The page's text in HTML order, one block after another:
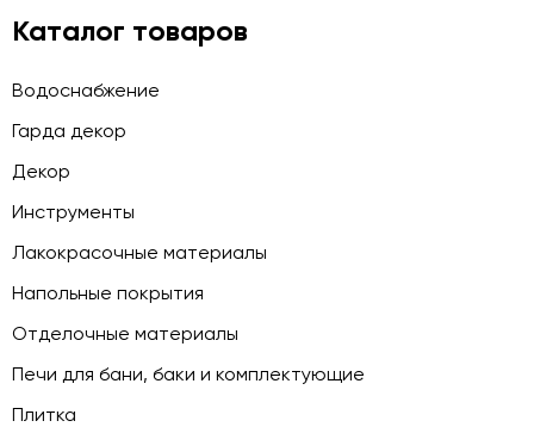
Каталог товаров
Водоснабжение
Гарда декор
Декор
Инструменты
Лакокрасочные материалы
Напольные покрытия
Отделочные материалы
Печи для бани, баки и комплектующие
Плитка